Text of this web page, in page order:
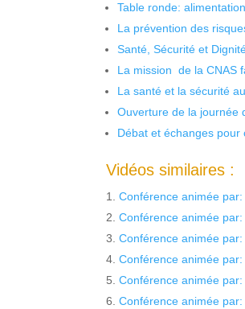
Table ronde:
La prévention des
Santé, Sécurité et
La mission de la CNAS
La santé et la sécurité
Ouverture de la journée
Débat et échanges pour
Vidéos similaires :
Conférence animée
Conférence animée
Conférence animée
Conférence animée
Conférence animée
Conférence animée